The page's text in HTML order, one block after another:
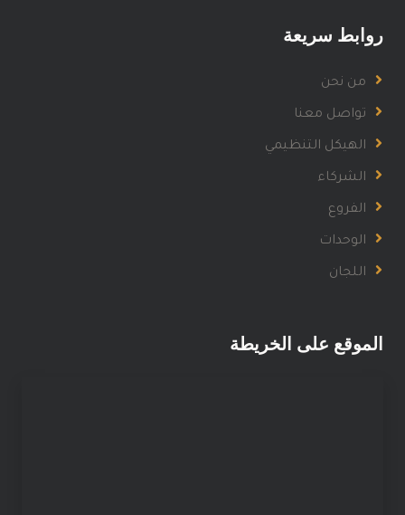
روابط سريعة
من نحن
تواصل معنا
الهيكل التنظيمي
الشركاء
الفروع
الوحدات
اللجان
الموقع على الخريطة